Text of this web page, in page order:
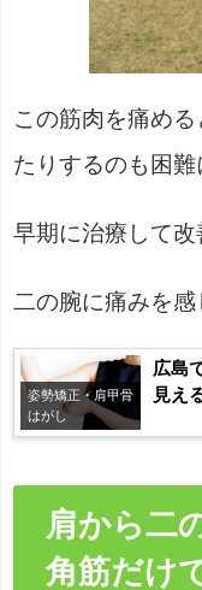
この筋肉を痛め
たりするのも困難
早期に治療して改
二の腕に痛みを感
姿勢矯正・肩甲骨
はがし
広島
見え
肩から二
角筋だけ